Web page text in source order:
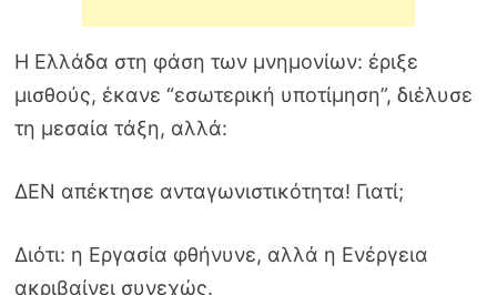
Η Ελλάδα στη φάση των μνημονίων: έριξε
μισθούς, έκανε “εσωτερική υποτίμηση”, διέλυσε
τη μεσαία τάξη, αλλά:
ΔΕΝ απέκτησε ανταγωνιστικότητα! Γιατί;
Διότι: η Εργασία φθήνυνε, αλλά η Ενέργεια
ακριβαίνει συνεχώς.